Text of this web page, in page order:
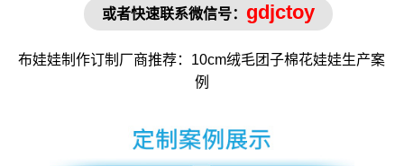
或者快速联系微信号： gdjctoy
布娃娃制作订制厂商推荐：10cm绒毛团子棉花娃娃生产案
例